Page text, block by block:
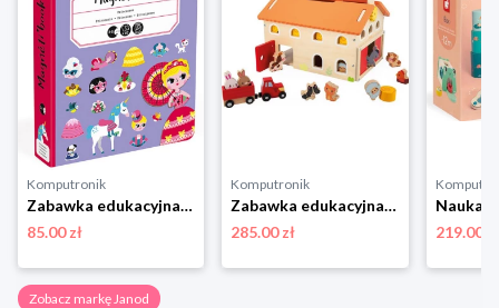
Komputronik
Zabawka edukacyjna,zabawki magnetyczne Janod Magnetibook Księżniczki
85.00 zł
Komputronik
Zabawka edukacyjna,zestaw do odgrywania ról Janod Farma Drewniana J03318
285.00 zł
219.00 zł
Zobacz markę Janod